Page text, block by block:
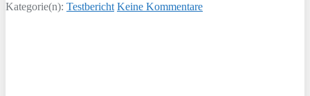
Kategorie(n): Testbericht Keine Kommentare